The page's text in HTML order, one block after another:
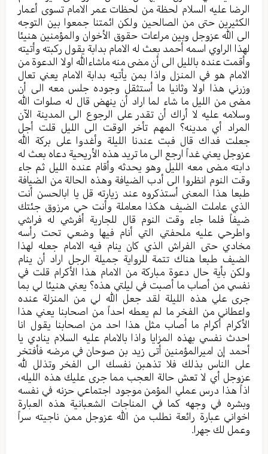
الرضا عليه السلام لحظة من لحظات عمر الامام تسوى أعمار
الكثيرين حتى من الصالحين ولكن ائمتنا جمعوا بين التوجه
الى الله عزوجل وبين مراعات حقوق الأخوان والمؤمنين هنيئا
لهذا الراوي اسمه أحمد بعث له الامام بدابة يقول ركبته وأتيته
وأقمت عنده بالليل الى أن مضى منه ماشاءالله اولا الدعوة من
الامام هو في المنزل واذا بمن يأتيه بدابة الامام يعني تعال
وزرني هذا اولا وثانيا ما أستثقل وجوده جلس معه الى أن
مضى من الليل ما شاء لما اراد أن ينهض قال له صلوات الله
وسلامه عليه لا أراك أن تقدر على الرجوع الى المدينة الآن
المراد أي مدينه؟ المهم تأخر الوقت الى الليل قلت أجل
جعلت فداك قال فبت عندنا الليلة وأغدوا على بركة الله
عزوجل يعني غداً ارجع الى ما تريد هذه الأريحية دعاه بعث له
دابته مضى معه الليل وهو يحدثه وأقام عنده الليل ثم جاء
وقت النوم انظروا الى أدب الضيافة وهذه الحالة من الضيافة
طبعا هذا المعنى أستذكروه عند زيارته قل يا ابالحسن أنت
الذي عاملت الضيف هكذا معاملة وأنت حي مرزوق جئتك
ضيفاً فلما جاء وقت النوم قال للجارية أفرشي له فراشي
واطرحي عليه ملحفتي التي أنام فيها وضعي تحت رأسه
مخادي حتى الفراش الذي كان ينام فيه الامام جعله لهذا
الضيف طبعا هناك تتمة للرواية جميلة الرجل اراد أن ينام
ولكن بأية حال دعوة مباركة من الامام هذا الأكرام قلت في
نفسي من أصاب ما أصبت في ليلتي هذه؟ يعني هنيئا لي بما
جرى علي هذه الليلة لقد جعل الله لي من المنزلة عنده
واعطاني من الفخر ما لم يعطه احداً من اصحابنا يعني هذا
الأكرام أكرام ما أصاب مثل هذا احد من اصحابنا يقول انا
احدث نفسي بهذه المزايا واذا بالامام عليه السلام ينادي يا
أحمد إن اميرالمؤمنين أتى زيد بن صوحان في مرضه فأفتخر
على الناس بذلك فلا تذهبن نفسك الى الفخر وتذلل لله
عزوجل أي لا تعش حالة العجب مما جرى عليك هذه الليله،
اذاً هذا درس عملي المؤمن موجود اجتماعي حزنه في نفسه
وبشره في وجهه كما في المناجات الشعبانية هذه العبارة
اخواني عبارة رائعة نطلب من الله عزوجل ممن ناجيته سراً
وعمل لك جهرا.